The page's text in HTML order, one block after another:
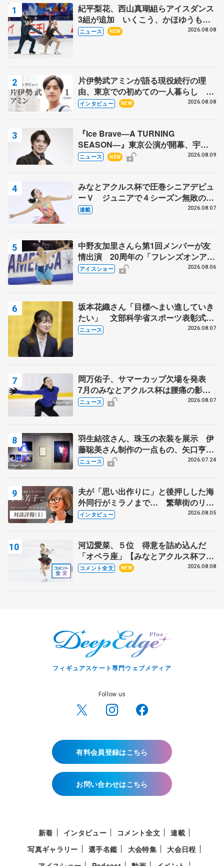
紀平梨花、西山真瑚組らアイスダンス
3組が追加 いくこう、かほゆうも、
木下グループ杯
ニュース NEW 2026.08.08
片伊勢武アミンが語る現役続行の理
由、東京での初めての一人暮らし 注
目スケーターの「今」に迫る
インタビュー NEW 2026.08.08
『Ice Brave―A TURNING
SEASON―』東京公演が開幕、宇野
昌磨の『Ice Brave』にかける思いを
ニュース NEW 2026.08.09
みなとアクルス杯で圧巻シニアデビュ
ーＶ ジュニアで４シーズン無敗の島
田麻央
連載 2026.08.07
中野友加里さんら第1回メンバーが友
情出演 20周年の「フレンズオンアイ
ス」 宮本賢二さん、有川梨絵さん、
アイスショー 2026.08.06
坂本花織さん「目標へまい進していき
たい」 文部科学省スポーツ表彰式で
代表謝辞
ニュース 2026.08.07
岡万佑子、サマーカップ欠場を発表
7月のみなとアクルス杯は腰痛の影響
で
ニュース 2026.08.07
羽生結弦さん、珠玉の衣装を展示 伊
藤聡美さん制作の一点もの、矢口亨さ
んが撮影
ニュース 2026.07.24
夫が「思い出作りに」と後押しした海
外同行がミラノまで… 繁華街のリン
クでは不良のお兄さんも味方に 小林
インタビュー 2026.08.05
河辺愛菜、５位 得意を詰め込んだ
「オペラ座」【みなとアクルス杯フリ
ー】
コメント全文 NEW 2026.08.08
フィギュアスケート専門ウェブメディア
Follow us
有料会員登録はこちら
お問い合わせはこちら
新着 インタビュー コメント全文
連載
写真ギャラリー
選手名鑑 大会特集
大会日程